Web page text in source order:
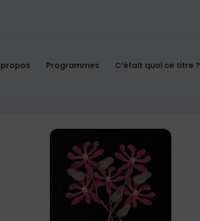
propos Programmes C’était quoi ce titre ?